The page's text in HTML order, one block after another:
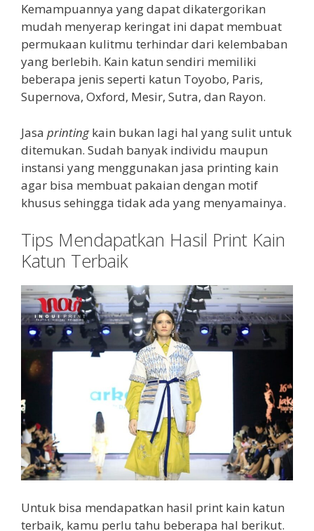
Kemampuannya yang dapat dikatergorikan
mudah menyerap keringat ini dapat membuat
permukaan kulitmu terhindar dari kelembaban
yang berlebih. Kain katun sendiri memiliki
beberapa jenis seperti katun Toyobo, Paris,
Supernova, Oxford, Mesir, Sutra, dan Rayon.
Jasa printingkain bukan lagi hal yang sulit untuk
ditemukan. Sudah banyak individu maupun
instansi yang menggunakan jasa printing kain
agar bisa membuat pakaian dengan motif
khusus sehingga tidak ada yang menyamainya.
Tips Mendapatkan Hasil Print Kain
Katun Terbaik
Untuk bisa mendapatkan hasil print kain katun
terbaik, kamu perlu tahu beberapa hal berikut.